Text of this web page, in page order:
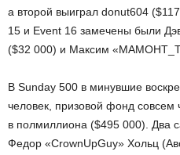
а второй выиграл donut604
15 и Event 16 замечены были
($32 000) и Максим
В Sunday 500 в минувшие
человек, призовой фонд совсем
в полмиллиона ($495 000). Два
Федор «CrownUpGuy» Хольц